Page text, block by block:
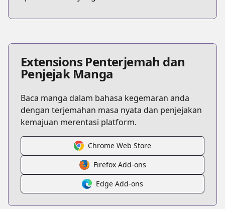
Extensions Penterjemah dan
Penjejak Manga
Baca manga dalam bahasa kegemaran anda
dengan terjemahan masa nyata dan penjejakan
kemajuan merentasi platform.
Chrome Web Store
Firefox Add-ons
Edge Add-ons